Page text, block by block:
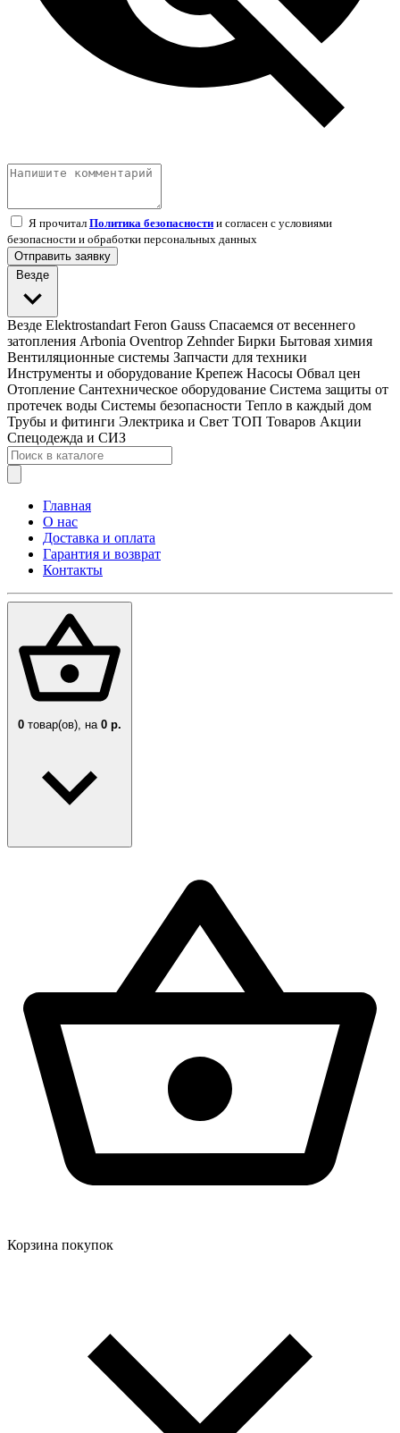
Я прочитал Политика безопасности и согласен с условиями
безопасности и обработки персональных данных
Отправить заявку
Везде
Везде Elektrostandart Feron Gauss Спасаемся от весеннего
затопления Arbonia Oventrop Zehnder Бирки Бытовая химия
Вентиляционные системы Запчасти для техники
Инструменты и оборудование Крепеж Насосы Обвал цен
Отопление Сантехническое оборудование Система защиты от
протечек воды Системы безопасности Тепло в каждый дом
Трубы и фитинги Электрика и Свет ТОП Товаров Акции
Спецодежда и СИЗ
Главная
О нас
Доставка и оплата
Гарантия и возврат
Контакты
0 товар(ов), на 0 р.
Корзина покупок